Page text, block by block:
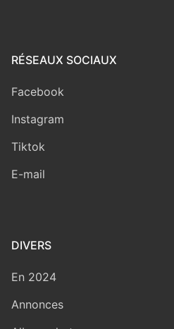
RÉSEAUX SOCIAUX
Facebook
Instagram
Tiktok
E-mail
DIVERS
En 2024
Annonces